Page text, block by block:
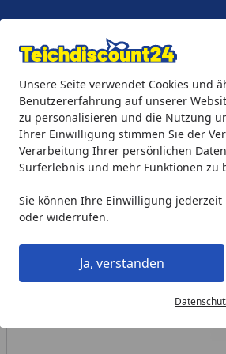
Unsere Seite verwendet Cookies und
Benutzererfahrung auf unserer
zu personalisieren und die Nutzung
Ihrer Einwilligung stimmen Sie der
Verarbeitung Ihrer persönlichen
Surferlebnis und mehr Funktionen zu
Sie können Ihre Einwilligung jederzeit
oder widerrufen.
Ja, verstanden
Eigene Montage-Teams
Teichprodukte Aquaristik Söll
Aquaristik biOrb Zubehör biOrb